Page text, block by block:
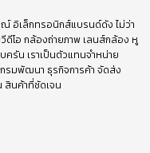
ณ์ อิเล็กทรอนิกส์แบรนด์ดัง ไม่ว่า
ดีโอ กล้องถ่ายภาพ เลนส์กล้อง หู
ครัน เราเป็นตัวแทนจำหน่าย
รมพัฒนา ธุรกิจการค้า จัดส่ง
สินค้าที่ชัดเจน